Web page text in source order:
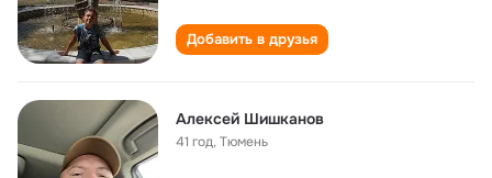
Добавить в друзья
Алексей Шишканов
41 год,Тюмень